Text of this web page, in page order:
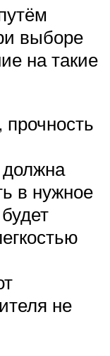
выборе
на такие
прочность
в нужное
не